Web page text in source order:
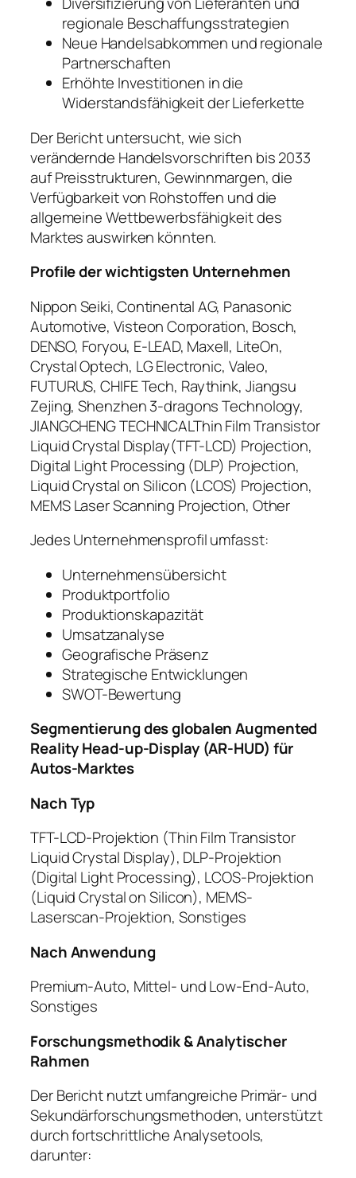
regionale Beschaffungsstrategien
Neue Handelsabkommen und regionale
Partnerschaften
Erhöhte Investitionen in die
Widerstandsfähigkeit der Lieferkette
Der Bericht untersucht, wie sich
verändernde Handelsvorschriften bis 2033
auf Preisstrukturen, Gewinnmargen, die
Verfügbarkeit von Rohstoffen und die
allgemeine Wettbewerbsfähigkeit des
Marktes auswirken könnten.
Profile der wichtigsten Unternehmen
Nippon Seiki, Continental AG, Panasonic
Automotive, Visteon Corporation, Bosch,
DENSO, Foryou, E-LEAD, Maxell, LiteOn,
Crystal Optech, LG Electronic, Valeo,
FUTURUS, CHIFE Tech, Raythink, Jiangsu
Zejing, Shenzhen 3-dragons Technology,
JIANGCHENG TECHNICALThin Film Transistor
Liquid Crystal Display(TFT-LCD) Projection,
Digital Light Processing (DLP) Projection,
Liquid Crystal on Silicon (LCOS) Projection,
MEMS Laser Scanning Projection, Other
Jedes Unternehmensprofil umfasst:
Unternehmensübersicht
Produktportfolio
Produktionskapazität
Umsatzanalyse
Geografische Präsenz
Strategische Entwicklungen
SWOT-Bewertung
Segmentierung des globalen Augmented
Reality Head-up-Display (AR-HUD) für
Autos-Marktes
Nach Typ
TFT-LCD-Projektion (Thin Film Transistor
Liquid Crystal Display), DLP-Projektion
(Digital Light Processing), LCOS-Projektion
(Liquid Crystal on Silicon), MEMS-
Laserscan-Projektion, Sonstiges
Nach Anwendung
Premium-Auto, Mittel- und Low-End-Auto,
Sonstiges
Forschungsmethodik & Analytischer
Rahmen
Der Bericht nutzt umfangreiche Primär- und
Sekundärforschungsmethoden, unterstützt
durch fortschrittliche Analysetools,
darunter: